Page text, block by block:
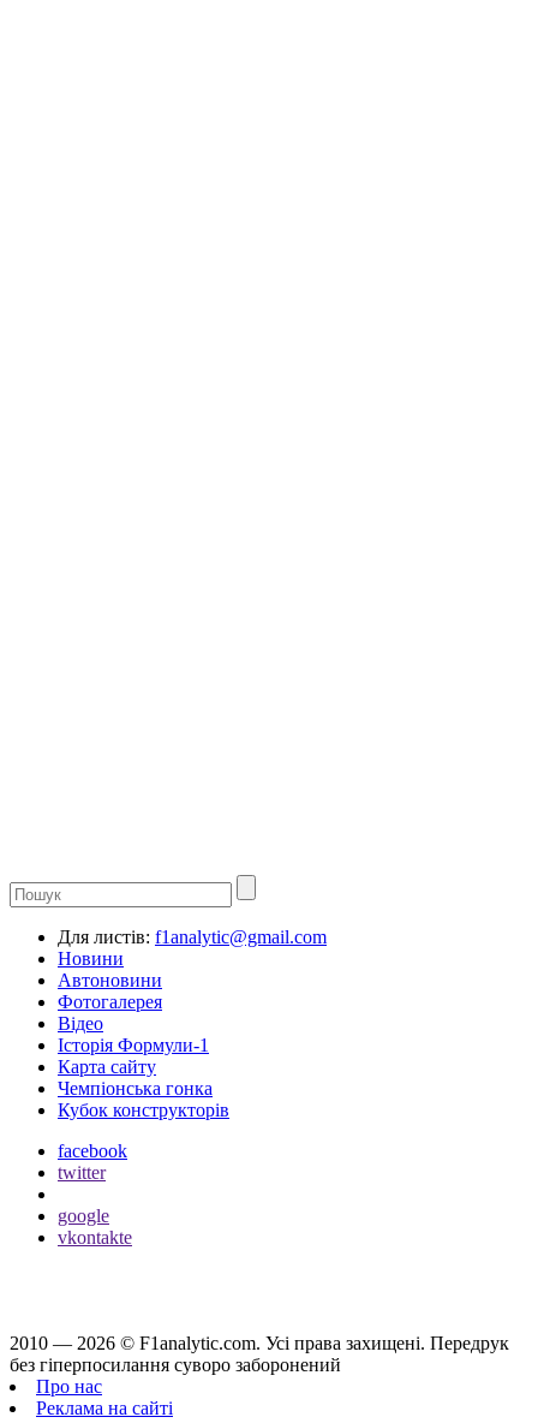
Для листів: f1analytic@gmail.com
Новини
Автоновини
Фотогалерея
Відео
Історія Формули-1
Карта сайту
Чемпіонська гонка
Кубок конструкторів
facebook
twitter
google
vkontakte
2010 — 2026 © F1analytic.com. Усi права захищенi. Передрук
без гіперпосилання суворо заборонений
Про нас
Реклама на сайті